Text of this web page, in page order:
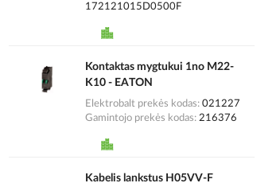
172121015D0500F
Kontaktas mygtukui 1no M22-
K10 - EATON
Elektrobalt prekės kodas 021227
Gamintojo prekės kodas
216376
Kabelis lankstus H05VV-F